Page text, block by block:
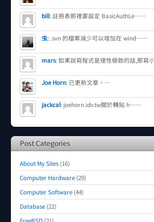
bill:註冊表那裡要設定 BasicAuthLe……
虫: .svn 的檔案減少可以增加在 wind……
mars:如果說寫程式是理性極致的話,那
Joe Horn: 已更新文章。…
jackcal: joehorn.idv.tw關於轉貼 h……
Post Categories
About My Sites (16)
Computer Hardware (29)
Computer Software (44)
Database (22)
FreeBSD (21)